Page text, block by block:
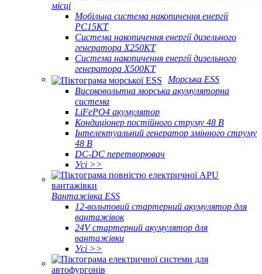
місці
Мобільна система накопичення енергії
PC15KT
Система накопичення енергії дизельного
генератора X250KT
Система накопичення енергії дизельного
генератора X500KT
Морська ESS
Високовольтна морська акумуляторна
система
LiFePO4 акумулятор
Кондиціонер постійного струму 48 В
Інтелектуальний генератор змінного струму
48 В
DC-DC перетворювач
Усі >>
Вантажівка ESS
12-вольтовий стартерний акумулятор для
вантажівок
24V стартерний акумулятор для
вантажівки
Усі >>